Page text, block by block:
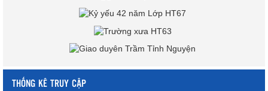
THỐNG KÊ TRUY CẬP